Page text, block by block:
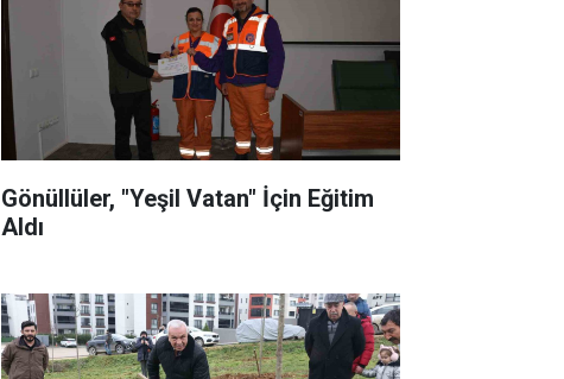
Gönüllüler, "Yeşil Vatan" İçin Eğitim
Aldı